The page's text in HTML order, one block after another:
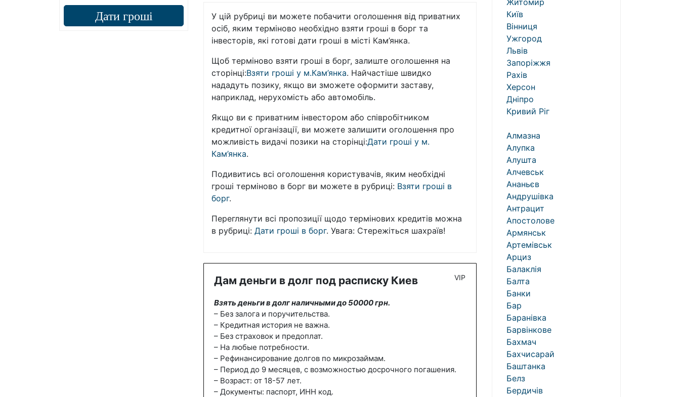
Дати гроші
У цій рубриці ви можете побачити оголошення від приватних
осіб, яким терміново необхідно взяти гроші в борг та
інвесторів, які готові дати гроші в місті Кам’янка.
Щоб терміново взяти гроші в борг, залиште оголошення на
сторінці:Взяти гроші у м.Кам’янка. Найчастіше швидко
нададуть позику, якщо ви зможете оформити заставу,
наприклад, нерухомість або автомобіль.
Якщо ви є приватним інвестором або співробітником
кредитної організації, ви можете залишити оголошення про
можливість видачі позики на сторінці:Дати гроші у м.
Кам’янка.
Подивитись всі оголошення користувачів, яким необхідні
гроші терміново в борг ви можете в рубриці: Взяти гроші в
борг.
Переглянути всі пропозиції щодо термінових кредитів можна
в рубриці: Дати гроші в борг. Увага: Стережіться шахраїв!
Дам деньги в долг под расписку Киев
Взять деньги в долг наличными до 50000 грн.
– Без залога и поручительства.
– Кредитная история не важна.
– Без страховок и предоплат.
– На любые потребности.
– Рефинансирование долгов по микрозаймам.
– Период до 9 месяцев, с возможностью досрочного погашения.
– Возраст: от 18-57 лет.
– Документы: паспорт, ИНН код.
VIP
Житомир
Київ
Вінниця
Ужгород
Львів
Запоріжжя
Рахів
Херсон
Дніпро
Кривий Ріг
Алмазна
Алупка
Алушта
Алчевськ
Ананьєв
Андрушівка
Антрацит
Апостолове
Армянськ
Артемівськ
Арциз
Балаклія
Балта
Банки
Бар
Баранівка
Барвінкове
Бахмач
Бахчисарай
Баштанка
Белз
Бердичів